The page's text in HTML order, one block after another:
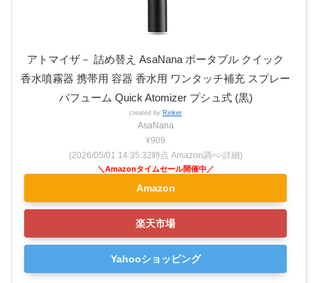
アトマイザ－ 詰め替え AsaNana ポータブル クイック
香水噴霧器 携帯用 容器 香水用 ワンタッチ補充 スプレー
パフューム Quick Atomizer プシュ式 (黒)
created by Rinker
AsaNana
¥909
(2026/05/01 14:35:32時点 Amazon調べ-詳細)
Amazon
楽天市場
Yahooショッピング